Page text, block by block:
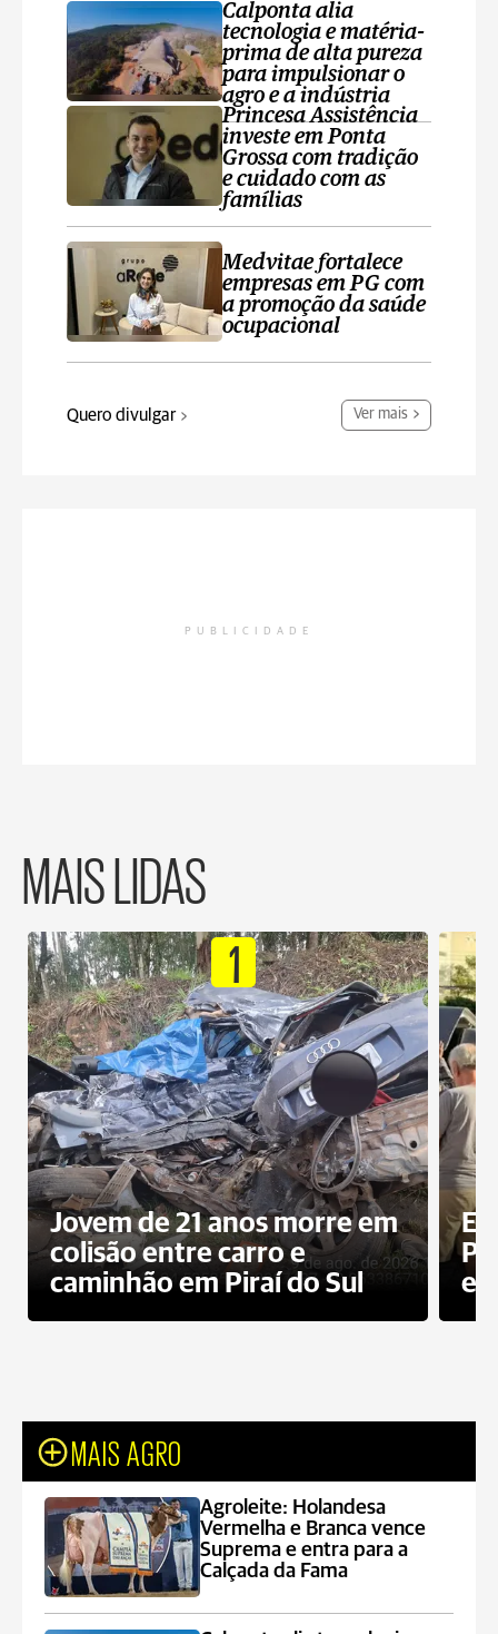
Calponta alia
tecnologia e matéria-
prima de alta pureza
para impulsionar o
agro e a indústria
Princesa Assistência
investe em Ponta
Grossa com tradição
e cuidado com as
famílias
Medvitae fortalece
empresas em PG com
a promoção da saúde
ocupacional
Quero divulgar Ver mais
PUBLICIDADE
MAIS LIDAS
1
Jovem de 21 anos morre em
colisão entre carro e
caminhão em Piraí do Sul
MAIS AGRO
Agroleite: Holandesa
Vermelha e Branca vence
Suprema e entra para a
Calçada da Fama